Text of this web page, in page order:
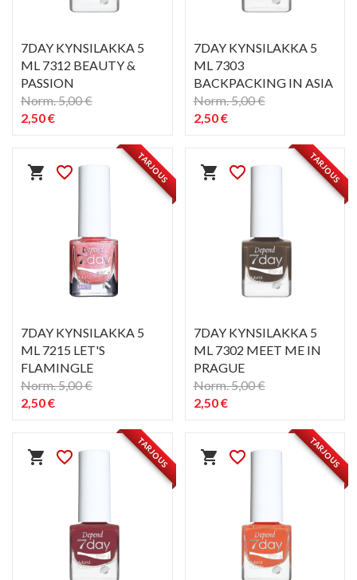
7DAY KYNSILAKKA 5
ML 7312 BEAUTY &
PASSION
Norm. 5,00 €
2,50 €
7DAY KYNSILAKKA 5
ML 7303
BACKPACKING IN ASIA
Norm. 5,00 €
2,50 €
shopping_cart favorite_border TARJOUS
7DAY KYNSILAKKA 5
ML 7215 LET'S
FLAMINGLE
Norm. 5,00 €
2,50 €
shopping_cart favorite_border TARJOUS
7DAY KYNSILAKKA 5
ML 7302 MEET ME IN
PRAGUE
Norm. 5,00 €
2,50 €
shopping_cart favorite_border TARJOUS shopping_cart favorite_border TARJOUS